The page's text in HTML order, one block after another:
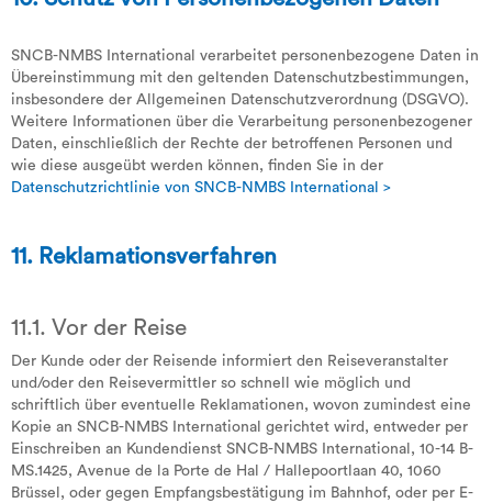
SNCB-NMBS International verarbeitet personenbezogene Daten in
Übereinstimmung mit den geltenden Datenschutzbestimmungen,
insbesondere der Allgemeinen Datenschutzverordnung (DSGVO).
Weitere Informationen über die Verarbeitung personenbezogener
Daten, einschließlich der Rechte der betroffenen Personen und
wie diese ausgeübt werden können, finden Sie in der
Datenschutzrichtlinie von SNCB-NMBS International >
11. Reklamationsverfahren
11.1. Vor der Reise
Der Kunde oder der Reisende informiert den Reiseveranstalter
und/oder den Reisevermittler so schnell wie möglich und
schriftlich über eventuelle Reklamationen, wovon zumindest eine
Kopie an SNCB-NMBS International gerichtet wird, entweder per
Einschreiben an Kundendienst SNCB-NMBS International, 10-14 B-
MS.1425, Avenue de la Porte de Hal / Hallepoortlaan 40, 1060
Brüssel, oder gegen Empfangsbestätigung im Bahnhof, oder per E-